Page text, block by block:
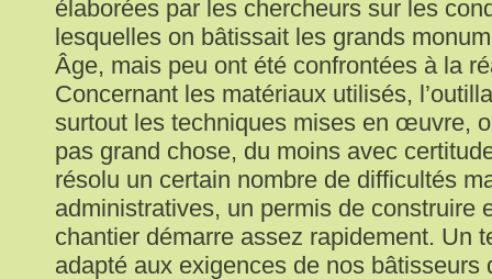
élaborées par les chercheurs sur les
lesquelles on bâtissait les grands
Âge, mais peu ont été confrontées à la
Concernant les matériaux utilisés,
surtout les techniques mises en œuvre,
pas grand chose, du moins avec
résolu un certain nombre de difficultés
administratives, un permis de construire
chantier démarre assez rapidement. Un
adapté aux exigences de nos bâtisseurs